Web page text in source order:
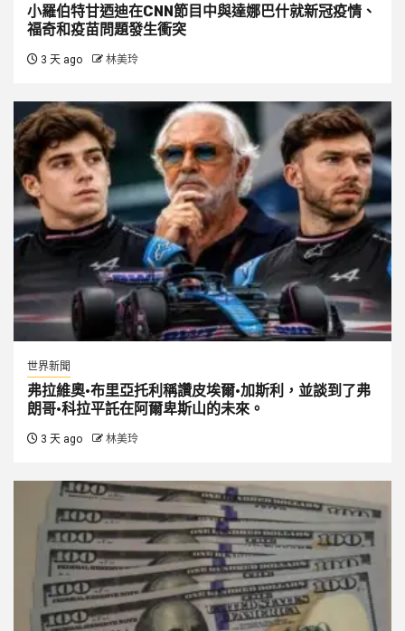
小羅伯特甘迺迪在CNN節目中與達娜巴什就新冠疫情、
福奇和疫苗問題發生衝突
3 天 ago 林美玲
世界新聞
弗拉維奧·布里亞托利稱讚皮埃爾·加斯利，並談到了弗
朗哥·科拉平託在阿爾卑斯山的未來。
3 天 ago 林美玲